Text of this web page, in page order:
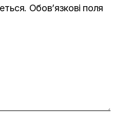
Обов’язкові поля